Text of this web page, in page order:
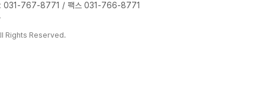
: 031-767-8771 / 팩스 031-766-8771
Rights Reserved.